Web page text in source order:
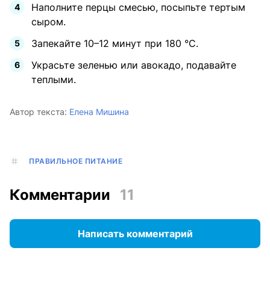
Наполните перцы смесью, посыпьте тертым
сыром.
Запекайте 10–12 минут при 180 °C.
Украсьте зеленью или авокадо, подавайте
теплыми.
Автор текста: Елена Мишина
ПРАВИЛЬНОЕ ПИТАНИЕ
Комментарии 11
Написать комментарий